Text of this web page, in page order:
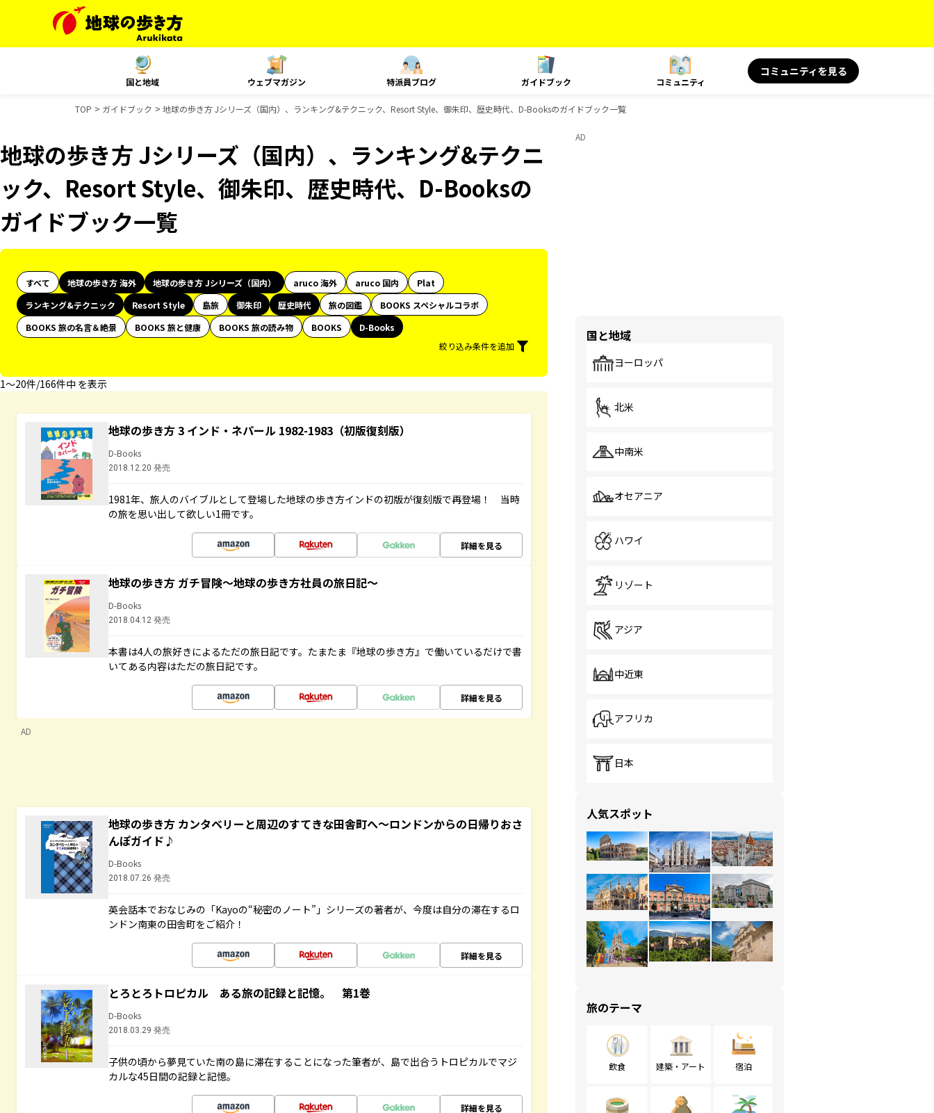
国と地域 ウェブマガジン 特派員ブログ ガイドブック コミュニティ
コミュニティを見る
TOP ガイドブック 地球の歩き方 Jシリーズ（国内）、ランキング&テクニック、Resort Style、御朱印、歴史時代、D-Booksのガイドブック一覧
地球の歩き方 Jシリーズ（国内）、ランキング&テクニ
ック、Resort Style、御朱印、歴史時代、D-Booksの
ガイドブック一覧
すべて 地球の歩き方 海外 地球の歩き方 Jシリーズ（国内） aruco 海外 aruco 国内
Plat
ランキング&テクニック
Resort Style 島旅 御朱印 歴史時代 旅の図鑑
BOOKS スペシャルコラボ
BOOKS 旅の名言＆絶景
BOOKS 旅と健康 BOOKS 旅の読み物 BOOKS
D-Books
絞り込み条件を追加
1〜20件/166件中 を表示
地球の歩き方 3 インド・ネパール 1982-1983（初版復刻版）
D-Books
2018.12.20 発売
1981年、旅人のバイブルとして登場した地球の歩き方インドの初版が復刻版で再登場！ 当時
の旅を思い出して欲しい1冊です。
詳細を見る
地球の歩き方 ガチ冒険～地球の歩き方社員の旅日記～
D-Books
2018.04.12 発売
本書は4人の旅好きによるただの旅日記です。たまたま『地球の歩き方』で働いているだけで書
いてある内容はただの旅日記です。
詳細を見る
AD
地球の歩き方 カンタベリーと周辺のすてきな田舎町へ～ロンドンからの日帰りおさ
んぽガイド♪
D-Books
2018.07.26 発売
英会話本でおなじみの「Kayoの“秘密のノート”」シリーズの著者が、今度は自分の滞在するロ
ンドン南東の田舎町をご紹介！
詳細を見る
とろとろトロピカル ある旅の記録と記憶。 第1巻
D-Books
2018.03.29 発売
子供の頃から夢見ていた南の島に滞在することになった筆者が、島で出合うトロピカルでマジ
カルな45日間の記録と記憶。
詳細を見る
AD
国と地域
ヨーロッパ
北米
中南米
オセアニア
ハワイ
リゾート
アジア
中近東
アフリカ
日本
人気スポット
旅のテーマ
飲食 建築・アート 宿泊